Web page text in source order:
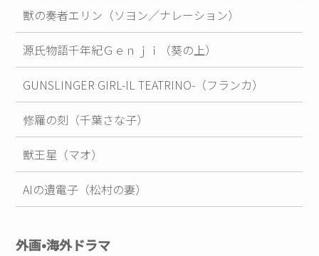
獣の奏者エリン（ソヨン／ナレーション）
源氏物語千年紀Ｇｅｎｊｉ（葵の上）
GUNSLINGER GIRL-IL TEATRINO-（フランカ）
修羅の刻（千葉さな子）
獣王星（マオ）
AIの遺電子（松村の妻）
外画•海外ドラマ